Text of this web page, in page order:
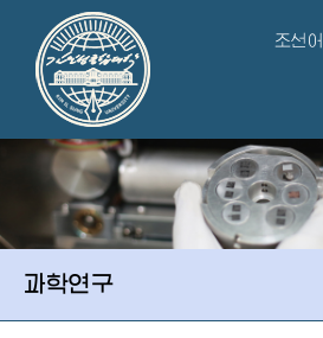
조선어
과학연구